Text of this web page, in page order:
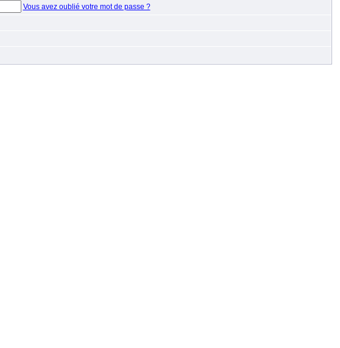
Vous avez oublié votre mot de passe ?